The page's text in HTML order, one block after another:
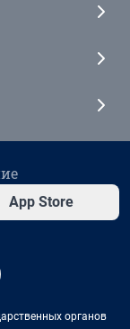
App Store
органов